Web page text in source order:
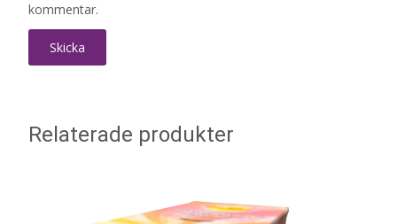
kommentar.
Relaterade produkter